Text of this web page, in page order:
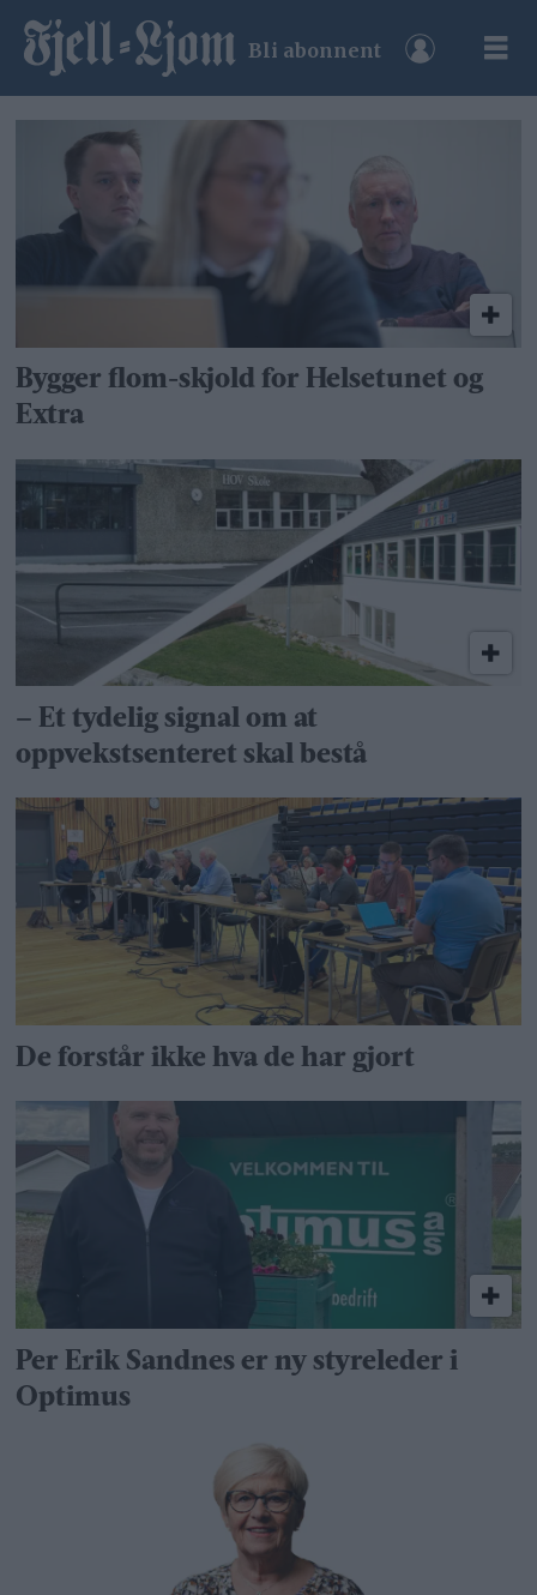
Bli abonnent
Tag:
torild
løvdal
Bygger flom-skjold for Helsetunet og
Extra
– Et tydelig signal om at
oppvekstsenteret skal bestå
De forstår ikke hva de har gjort
Per Erik Sandnes er ny styreleder i
Optimus